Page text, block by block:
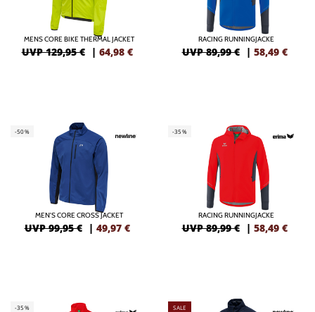
MENS CORE BIKE THERMAL JACKET
UVP 129,95 € | 64,98 €
RACING RUNNINGJACKE
UVP 89,99 € | 58,49 €
-50%
MEN'S CORE CROSS JACKET
UVP 99,95 € | 49,97 €
-35%
RACING RUNNINGJACKE
UVP 89,99 € | 58,49 €
-35%
SALE